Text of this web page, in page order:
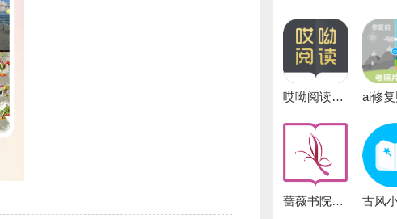
哎呦阅读最新免费版
蔷薇书院通用版